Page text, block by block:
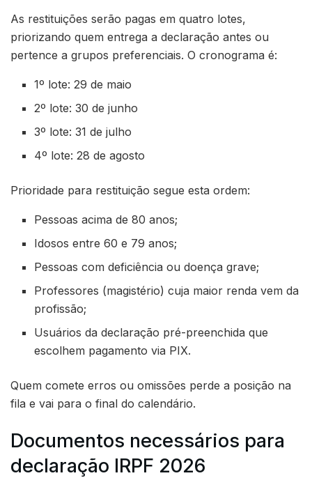
As restituições serão pagas em quatro lotes,
priorizando quem entrega a declaração antes ou
pertence a grupos preferenciais. O cronograma é:
1º lote: 29 de maio
2º lote: 30 de junho
3º lote: 31 de julho
4º lote: 28 de agosto
Prioridade para restituição segue esta ordem:
Pessoas acima de 80 anos;
Idosos entre 60 e 79 anos;
Pessoas com deficiência ou doença grave;
Professores (magistério) cuja maior renda vem da
profissão;
Usuários da declaração pré-preenchida que
escolhem pagamento via PIX.
Quem comete erros ou omissões perde a posição na
fila e vai para o final do calendário.
Documentos necessários para
declaração IRPF 2026